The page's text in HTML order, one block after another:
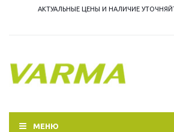
АКТУАЛЬНЫЕ ЦЕНЫ И НАЛИЧИЕ
МЕНЮ